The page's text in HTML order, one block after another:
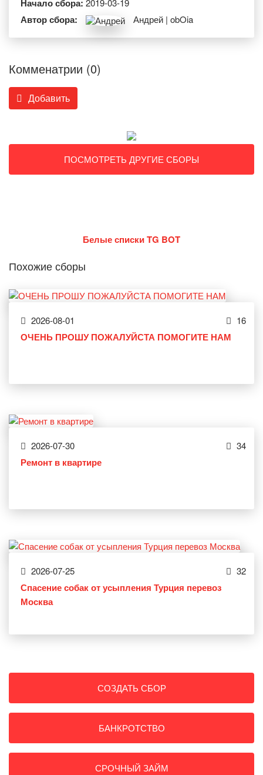
Начало сбора: 2019-03-19
Автор сбора: Андрей | obOia
Комменатрии (0)
Добавить
ПОСМОТРЕТЬ ДРУГИЕ СБОРЫ
Белые списки TG BOT
Похожие сборы
2026-08-01 16
ОЧЕНЬ ПРОШУ ПОЖАЛУЙСТА ПОМОГИТЕ НАМ
2026-07-30 34
Ремонт в квартире
2026-07-25 32
Спасение собак от усыпления Турция перевоз
Москва
СОЗДАТЬ СБОР
БАНКРОТСТВО
СРОЧНЫЙ ЗАЙМ